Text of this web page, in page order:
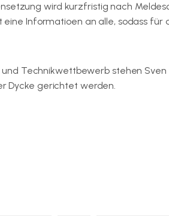
wird kurzfristig nach
Informatioen an alle, sodass für
Technikwettbewerb stehen Sven
Dycke gerichtet werden.